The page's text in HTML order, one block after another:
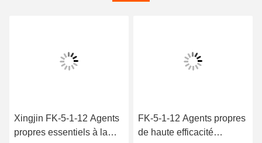
Xingjin FK-5-1-12 Agents
propres essentiels à la
FK-5-1-12 Agents propres
de haute efficacité